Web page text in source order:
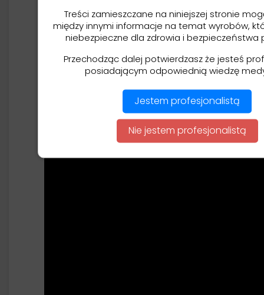
Treści zamieszczane na niniejszej stronie
między innymi informacje na temat wyrobów,
niebezpieczne dla zdrowia i bezpieczeństwa
Przechodząc dalej potwierdzasz że jesteś
posiadającym odpowiednią wiedzę
Jestem profesjonalistą
Nie jestem profesjonalistą